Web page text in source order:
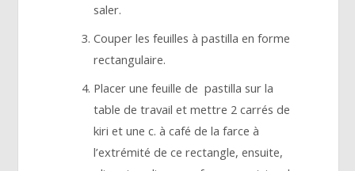
saler.
Couper les feuilles à pastilla en forme
rectangulaire.
Placer une feuille de pastilla sur la
table de travail et mettre 2 carrés de
kiri et une c. à café de la farce à
l’extrémité de ce rectangle, ensuite,